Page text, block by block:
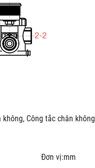
Công tắc chân không